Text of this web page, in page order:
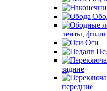
ленты,
Оси
задние
передние